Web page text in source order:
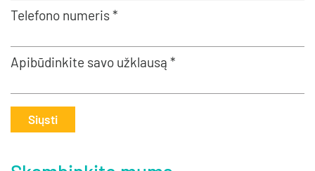
Telefono numeris *
Apibūdinkite savo užklausą *
Siųsti